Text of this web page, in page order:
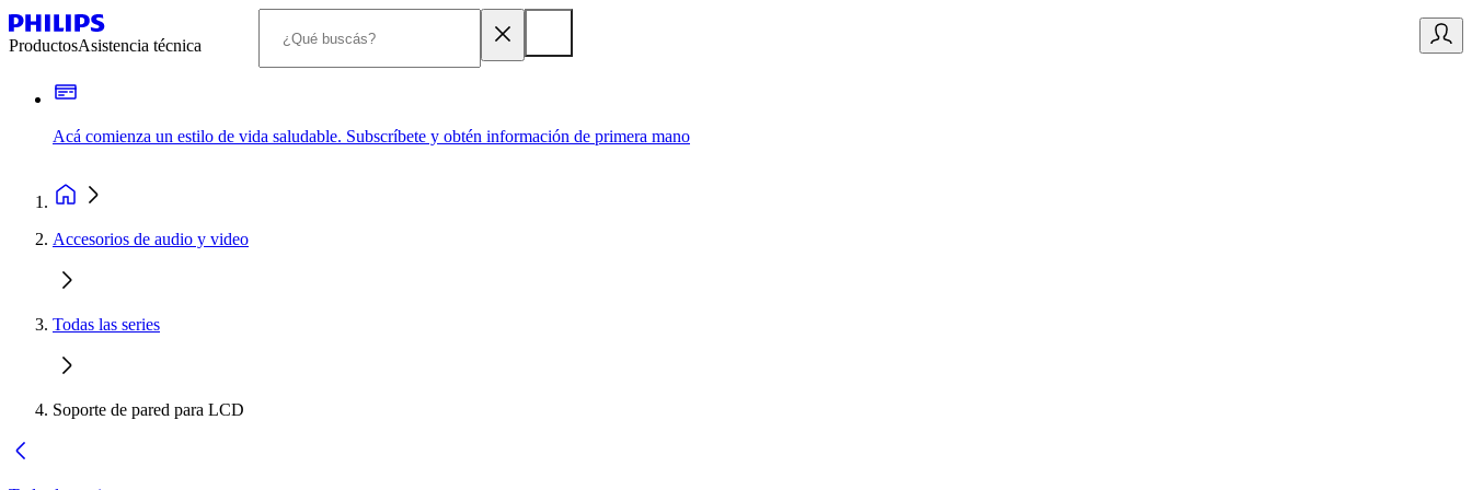
ProductosAsistencia técnica
Acá comienza un estilo de vida saludable. Subscríbete y obtén información de primera mano
Accesorios de audio y video
Todas las series
Soporte de pared para LCD